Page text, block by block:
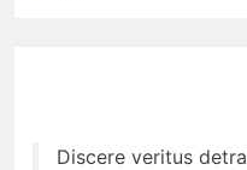
Discere veritus